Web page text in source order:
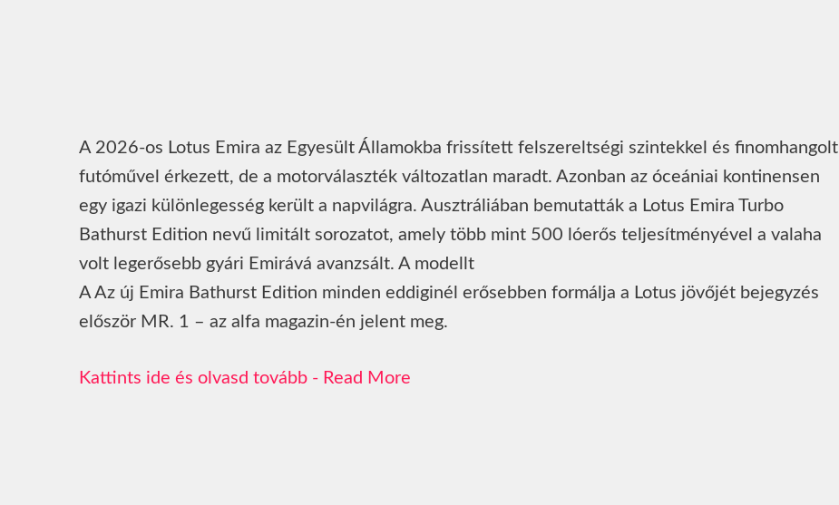
A 2026-os Lotus Emira az Egyesült Államokba frissített felszereltségi szintekkel és finomhangolt
futóművel érkezett, de a motorválaszték változatlan maradt. Azonban az óceániai kontinensen
egy igazi különlegesség került a napvilágra. Ausztráliában bemutatták a Lotus Emira Turbo
Bathurst Edition nevű limitált sorozatot, amely több mint 500 lóerős teljesítményével a valaha
volt legerősebb gyári Emirává avanzsált. A modellt
A Az új Emira Bathurst Edition minden eddiginél erősebben formálja a Lotus jövőjét bejegyzés
először MR. 1 – az alfa magazin-én jelent meg.
Read More